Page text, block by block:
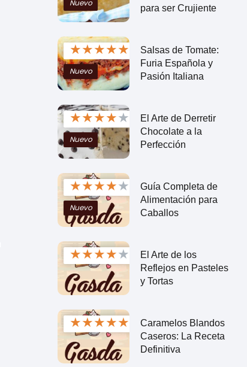
Nuevo
para ser Crujiente
★★★★★
Nuevo
Salsas de Tomate:
Furia Española y
Pasión Italiana
★★★★★
Nuevo
El Arte de Derretir
Chocolate a la
Perfección
★★★★★
Nuevo
Guía Completa de
Alimentación para
Caballos
★★★★★
El Arte de los
Reflejos en Pasteles
y Tortas
★★★★★
Caramelos Blandos
Caseros: La Receta
Definitiva